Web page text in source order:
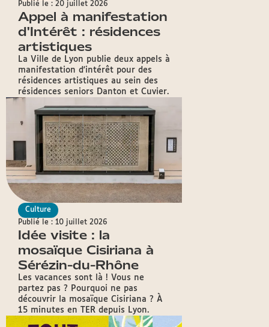
Publié le : 20 juillet 2026
Appel à manifestation
d'Intérêt : résidences
artistiques
La Ville de Lyon publie deux appels à
manifestation d'intérêt pour des
résidences artistiques au sein des
résidences seniors Danton et Cuvier.
Culture
Publié le : 10 juillet 2026
Idée visite : la
mosaïque Cisiriana à
Sérézin-du-Rhône
Les vacances sont là ! Vous ne
partez pas ? Pourquoi ne pas
découvrir la mosaïque Cisiriana ? À
15 minutes en TER depuis Lyon.